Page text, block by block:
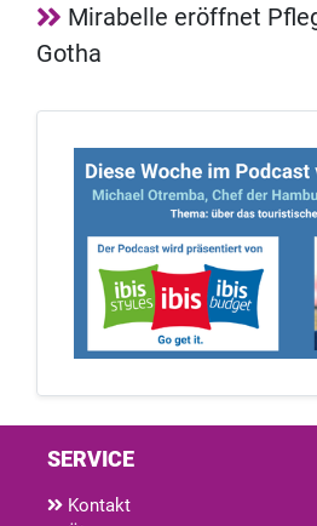
Mirabelle eröffnet
Gotha
SERVICE
Kontakt